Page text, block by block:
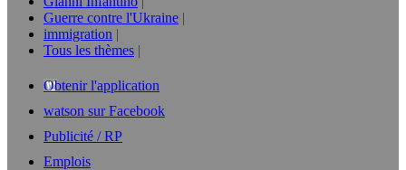
Guerre contre l'Ukraine
immigration
Tous les thèmes
Obtenir l'application
watson sur Facebook
Publicité / RP
Emplois